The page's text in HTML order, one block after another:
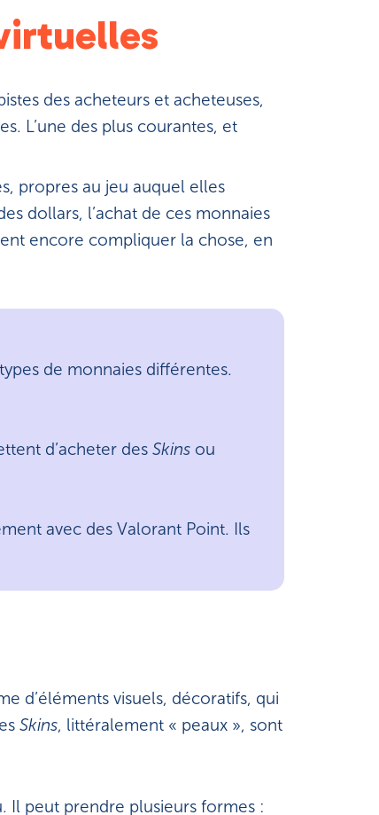
des acheteurs et acheteuses,
L’une des plus courantes, et
propres au jeu auquel elles
dollars, l’achat de ces monnaies
encore compliquer la chose, en
de monnaies différentes.
d’acheter des Skins ou
avec des Valorant Point. Ils
d’éléments visuels, décoratifs, qui
Skins, littéralement « peaux », sont
Il peut prendre plusieurs formes :